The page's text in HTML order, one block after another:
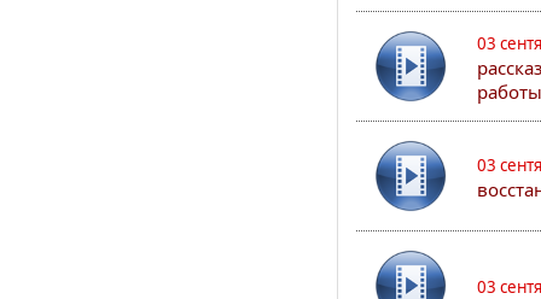
03
03
03